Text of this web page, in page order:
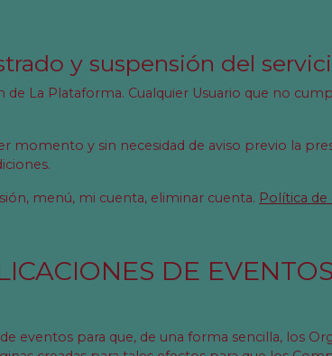
y suspensión del
La Plataforma. Cualquier Usuario que no
momento y sin necesidad de aviso previo la
menú, mi cuenta, eliminar cuenta. Política de
DE EVENTOS
eventos para que, de una forma sencilla, los